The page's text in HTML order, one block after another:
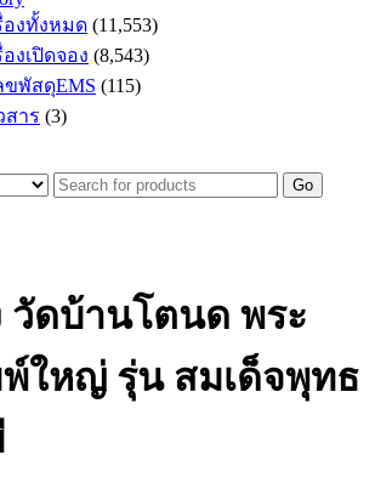
องทั้งหมด (11,553)
งเปิดจอง (8,543)
ขพัสดุEMS (115)
สาร (3)
Go
วัดบ้านโตนด พระ
ใหญ่ รุ่น สมเด็จพุทธ